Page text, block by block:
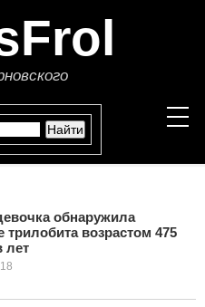
обнаружила
трилобита возрастом 475
лет